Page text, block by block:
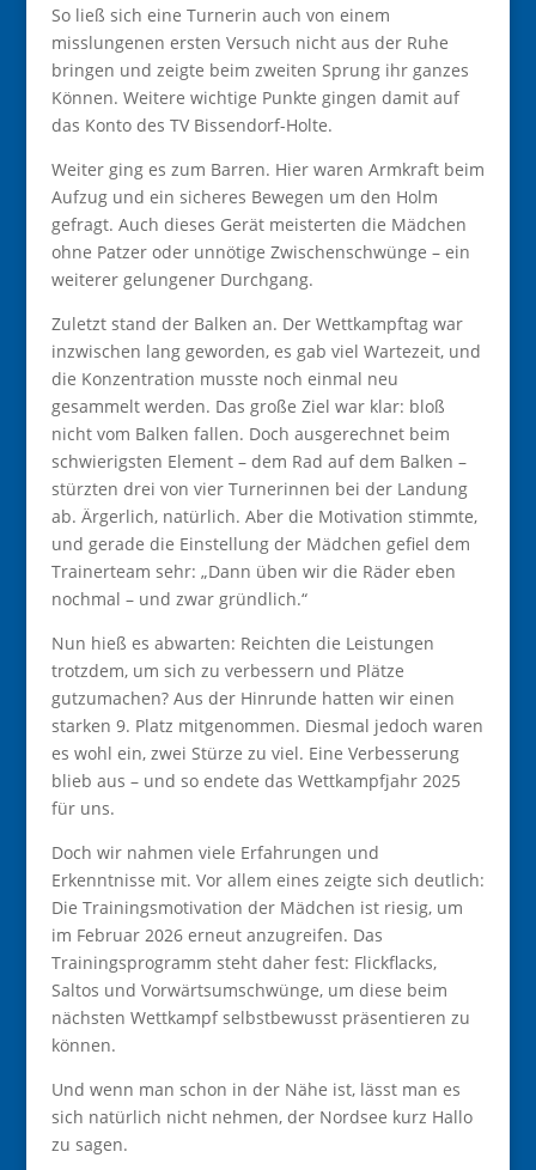
So ließ sich eine Turnerin auch von einem
misslungenen ersten Versuch nicht aus der Ruhe
bringen und zeigte beim zweiten Sprung ihr ganzes
Können. Weitere wichtige Punkte gingen damit auf
das Konto des TV Bissendorf-Holte.
Weiter ging es zum Barren. Hier waren Armkraft beim
Aufzug und ein sicheres Bewegen um den Holm
gefragt. Auch dieses Gerät meisterten die Mädchen
ohne Patzer oder unnötige Zwischenschwünge – ein
weiterer gelungener Durchgang.
Zuletzt stand der Balken an. Der Wettkampftag war
inzwischen lang geworden, es gab viel Wartezeit, und
die Konzentration musste noch einmal neu
gesammelt werden. Das große Ziel war klar: bloß
nicht vom Balken fallen. Doch ausgerechnet beim
schwierigsten Element – dem Rad auf dem Balken –
stürzten drei von vier Turnerinnen bei der Landung
ab. Ärgerlich, natürlich. Aber die Motivation stimmte,
und gerade die Einstellung der Mädchen gefiel dem
Trainerteam sehr: „Dann üben wir die Räder eben
nochmal – und zwar gründlich.“
Nun hieß es abwarten: Reichten die Leistungen
trotzdem, um sich zu verbessern und Plätze
gutzumachen? Aus der Hinrunde hatten wir einen
starken 9. Platz mitgenommen. Diesmal jedoch waren
es wohl ein, zwei Stürze zu viel. Eine Verbesserung
blieb aus – und so endete das Wettkampfjahr 2025
für uns.
Doch wir nahmen viele Erfahrungen und
Erkenntnisse mit. Vor allem eines zeigte sich deutlich:
Die Trainingsmotivation der Mädchen ist riesig, um
im Februar 2026 erneut anzugreifen. Das
Trainingsprogramm steht daher fest: Flickflacks,
Saltos und Vorwärtsumschwünge, um diese beim
nächsten Wettkampf selbstbewusst präsentieren zu
können.
Und wenn man schon in der Nähe ist, lässt man es
sich natürlich nicht nehmen, der Nordsee kurz Hallo
zu sagen.